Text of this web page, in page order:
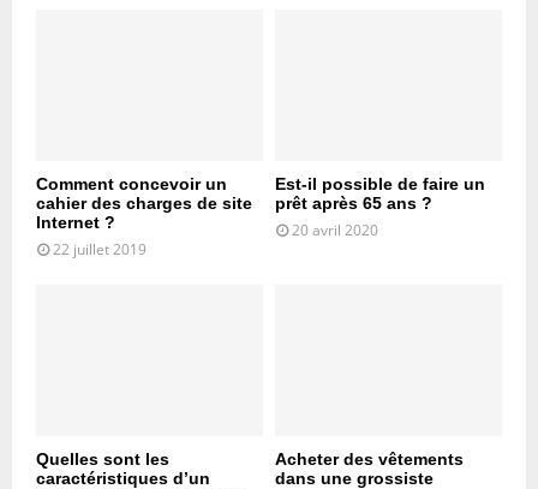
Comment concevoir un
cahier des charges de site
Internet ?
22 juillet 2019
Est-il possible de faire un
prêt après 65 ans ?
20 avril 2020
Quelles sont les
caractéristiques d’un
Acheter des vêtements
dans une grossiste